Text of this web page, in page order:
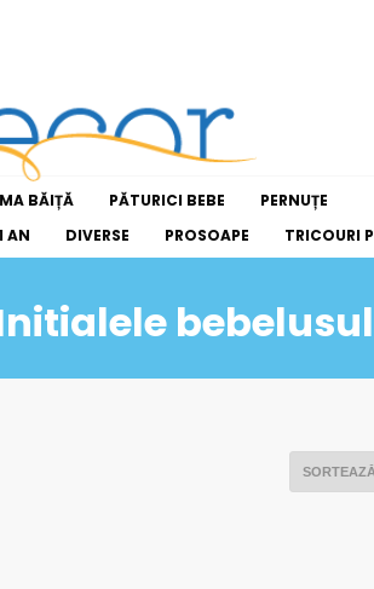
BĂIȚĂ PĂTURICI BEBE
PERNUȚE
AN DIVERSE PROSOAPE TRICOURI